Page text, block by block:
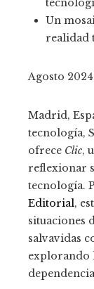
Un
realidad
Agosto 2024
Madrid,
tecnología,
ofrece Clic,
reflexionar
tecnología.
Editorial,
situaciones
salvavidas
explorando